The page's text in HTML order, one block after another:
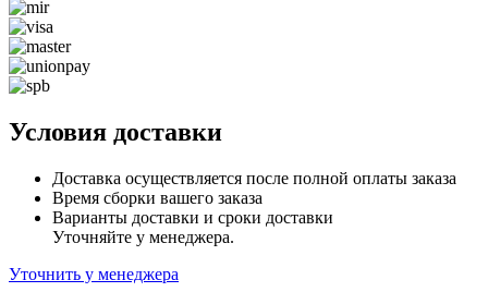
Условия доставки
Доставка осуществляется после полной оплаты заказа
Время сборки вашего заказа
Варианты доставки и сроки доставки
Уточняйте у менеджера.
Уточнить у менеджера